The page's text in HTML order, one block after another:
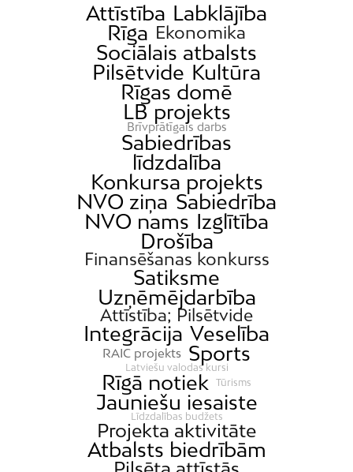
Attīstība Labklājība
Rīga Ekonomika
Sociālais atbalsts
Pilsētvide Kultūra
Rīgas domē
LB projekts
Brīvprātīgais darbs
Sabiedrības
līdzdalība
Konkursa projekts
NVO ziņa Sabiedrība
NVO nams Izglītība
Drošība
Finansēšanas konkurss
Satiksme
Uzņēmējdarbība
Attīstība; Pilsētvide
Integrācija Veselība
RAIC projekts Sports
Latviešu valodas kursi
Rīgā notiek Tūrisms
Jauniešu iesaiste
Līdzdalības budžets
Projekta aktivitāte
Atbalsts biedrībām